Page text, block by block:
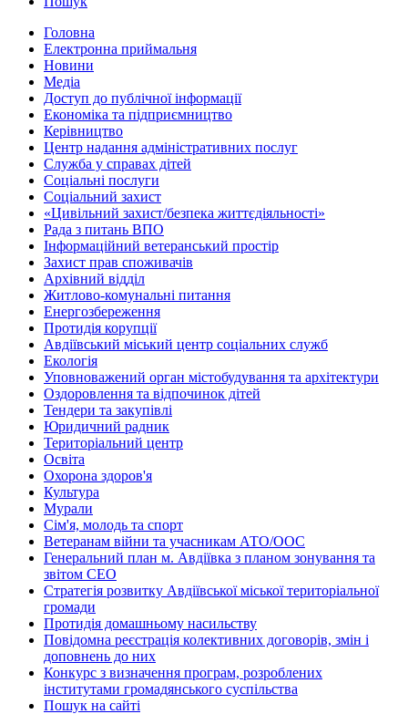
Головна
Електронна приймальня
Новини
Медіа
Доступ до публічної інформації
Економіка та підприємництво
Керівництво
Центр надання адміністративних послуг
Служба у справах дітей
Соціальні послуги
Соціальний захист
«Цивільний захист/безпека життєдіяльності»
Рада з питань ВПО
Інформаційний ветеранський простір
Захист прав споживачів
Архівний відділ
Житлово-комунальні питання
Енергозбереження
Протидія корупції
Авдіївський міський центр соціальних служб
Екологія
Уповноважений орган містобудування та архітектури
Оздоровлення та відпочинок дітей
Тендери та закупівлі
Юридичний радник
Територіальний центр
Освіта
Охорона здоров'я
Культура
Мурали
Сім'я, молодь та спорт
Ветеранам війни та учасникам АТО/ООС
Генеральний план м. Авдіївка з планом зонування та
звітом СЕО
Стратегія розвитку Авдіївської міської територіальної
громади
Протидія домашньому насильству
Повідомна реєстрація колективних договорів, змін і
доповнень до них
Конкурс з визначення програм, розроблених
інститутами громадянського суспільства
Пошук на сайті